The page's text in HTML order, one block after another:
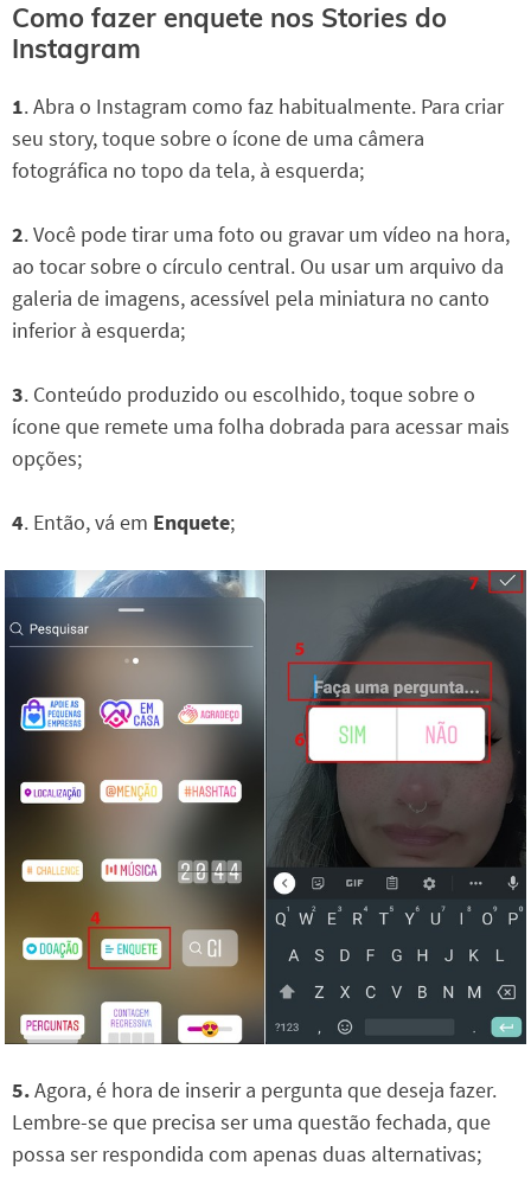
Como fazer enquete nos Stories do
Instagram
1. Abra o Instagram como faz habitualmente. Para criar
seu story, toque sobre o ícone de uma câmera
fotográfica no topo da tela, à esquerda;
2. Você pode tirar uma foto ou gravar um vídeo na hora,
ao tocar sobre o círculo central. Ou usar um arquivo da
galeria de imagens, acessível pela miniatura no canto
inferior à esquerda;
3. Conteúdo produzido ou escolhido, toque sobre o
ícone que remete uma folha dobrada para acessar mais
opções;
4. Então, vá em Enquete;
5.Agora, é hora de inserir a pergunta que deseja fazer.
Lembre-se que precisa ser uma questão fechada, que
possa ser respondida com apenas duas alternativas;